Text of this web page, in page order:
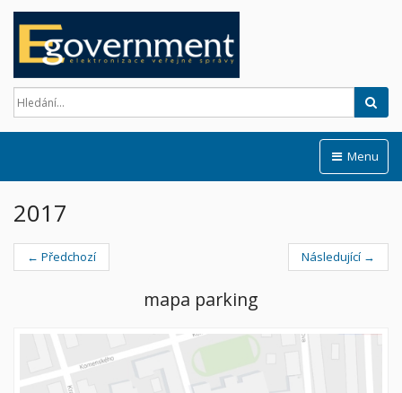
Menu
2017
← Předchozí Následující →
mapa parking